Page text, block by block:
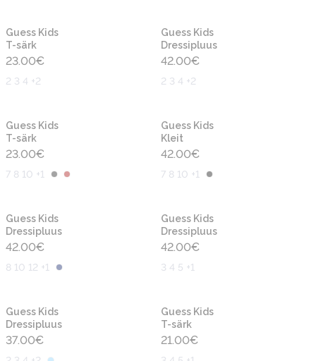
Guess Kids
T-särk
23.00€
2 3 4 +2
Guess Kids
Dressipluus
42.00€
2 3 4 +2
Guess Kids
T-särk
23.00€
7 8 10 +1
Guess Kids
Kleit
42.00€
7 8 10 +1
Guess Kids
Dressipluus
42.00€
8 10 12 +1
Guess Kids
Dressipluus
42.00€
3 4 5 +1
Guess Kids
Dressipluus
37.00€
Guess Kids
T-särk
21.00€